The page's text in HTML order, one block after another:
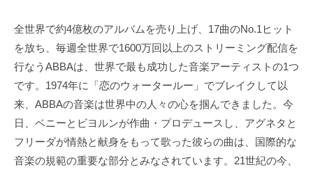
全世界で約4億枚のアルバムを売り上げ、17曲のNo.1ヒット
を放ち、毎週全世界で1600万回以上のストリーミング配信を
行なうABBAは、世界で最も成功した音楽アーティストの1つ
です。1974年に「恋のウォータールー」でブレイクして以
来、ABBAの音楽は世界中の人々の心を掴んできました。今
日、ベニーとビヨルンが作曲・プロデュースし、アグネタと
フリーダが情熱と献身をもって歌った彼らの曲は、国際的な
音楽の規範の重要な部分とみなされています。21世紀の今、